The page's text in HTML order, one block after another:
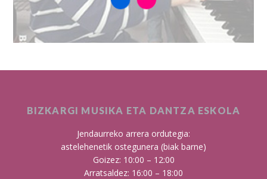
BIZKARGI MUSIKA ETA DANTZA ESKOLA
Jendaurreko arrera ordutegia:
astelehenetik ostegunera (biak barne)
Goizez: 10:00 – 12:00
Arratsaldez: 16:00 – 18:00